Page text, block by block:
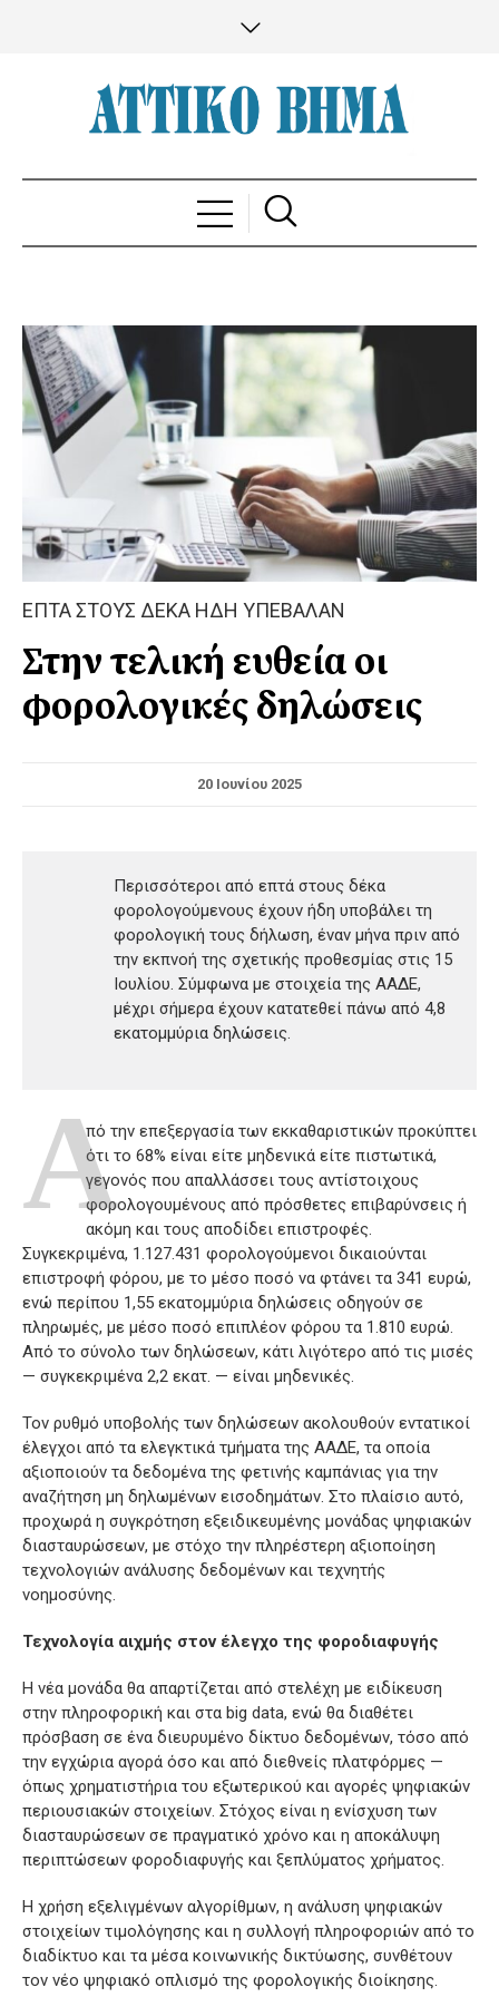
ΕΠΤΑ ΣΤΟΥΣ ΔΕΚΑ ΗΔΗ ΥΠΕΒΑΛΑΝ
Στην τελική ευθεία οι
φορολογικές δηλώσεις
20 Ιουνίου 2025
Περισσότεροι από επτά στους δέκα
φορολογούμενους έχουν ήδη υποβάλει τη
φορολογική τους δήλωση, έναν μήνα πριν από
την εκπνοή της σχετικής προθεσμίας στις 15
Ιουλίου. Σύμφωνα με στοιχεία της ΑΑΔΕ,
μέχρι σήμερα έχουν κατατεθεί πάνω από 4,8
εκατομμύρια δηλώσεις.
Aπό την επεξεργασία των εκκαθαριστικών προκύπτει
ότι το 68% είναι είτε μηδενικά είτε πιστωτικά,
γεγονός που απαλλάσσει τους αντίστοιχους
φορολογουμένους από πρόσθετες επιβαρύνσεις ή
ακόμη και τους αποδίδει επιστροφές.
Συγκεκριμένα, 1.127.431 φορολογούμενοι δικαιούνται
επιστροφή φόρου, με το μέσο ποσό να φτάνει τα 341 ευρώ,
ενώ περίπου 1,55 εκατομμύρια δηλώσεις οδηγούν σε
πληρωμές, με μέσο ποσό επιπλέον φόρου τα 1.810 ευρώ.
Από το σύνολο των δηλώσεων, κάτι λιγότερο από τις μισές
— συγκεκριμένα 2,2 εκατ. — είναι μηδενικές.
Τον ρυθμό υποβολής των δηλώσεων ακολουθούν εντατικοί
έλεγχοι από τα ελεγκτικά τμήματα της ΑΑΔΕ, τα οποία
αξιοποιούν τα δεδομένα της φετινής καμπάνιας για την
αναζήτηση μη δηλωμένων εισοδημάτων. Στο πλαίσιο αυτό,
προχωρά η συγκρότηση εξειδικευμένης μονάδας ψηφιακών
διασταυρώσεων, με στόχο την πληρέστερη αξιοποίηση
τεχνολογιών ανάλυσης δεδομένων και τεχνητής
νοημοσύνης.
Τεχνολογία αιχμής στον έλεγχο της φοροδιαφυγής
Η νέα μονάδα θα απαρτίζεται από στελέχη με ειδίκευση
στην πληροφορική και στα big data, ενώ θα διαθέτει
πρόσβαση σε ένα διευρυμένο δίκτυο δεδομένων, τόσο από
την εγχώρια αγορά όσο και από διεθνείς πλατφόρμες —
όπως χρηματιστήρια του εξωτερικού και αγορές ψηφιακών
περιουσιακών στοιχείων. Στόχος είναι η ενίσχυση των
διασταυρώσεων σε πραγματικό χρόνο και η αποκάλυψη
περιπτώσεων φοροδιαφυγής και ξεπλύματος χρήματος.
Η χρήση εξελιγμένων αλγορίθμων, η ανάλυση ψηφιακών
στοιχείων τιμολόγησης και η συλλογή πληροφοριών από το
διαδίκτυο και τα μέσα κοινωνικής δικτύωσης, συνθέτουν
τον νέο ψηφιακό οπλισμό της φορολογικής διοίκησης.